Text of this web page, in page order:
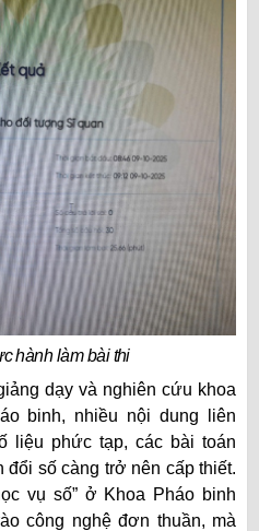
hành làm bài thi
dạy và nghiên cứu khoa
binh, nhiều nội dung liên
liệu phức tạp, các bài toán
đổi số càng trở nên cấp thiết.
vụ số” ở Khoa Pháo binh
công nghệ đơn thuần, mà